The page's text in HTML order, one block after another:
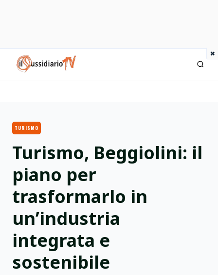
×
IlSussidiario TV
TURISMO
Turismo, Beggiolini: il
piano per
trasformarlo in
un’industria
integrata e
sostenibile